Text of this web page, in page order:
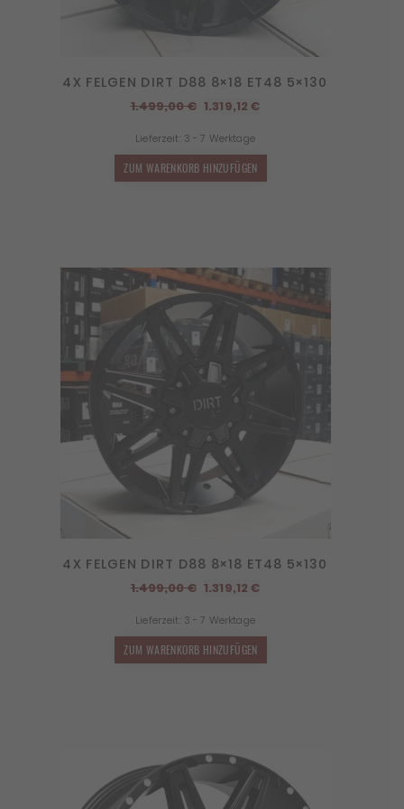
4X FELGEN DIRT D88 8×18 ET48 5×130
1.499,00€ Ursprünglicher
war:
1.499,00 €
1.319,12€Aktueller
Lieferzeit: 3 - 7 Werktage
ZUM WARENKORB HINZUFÜGEN
4X FELGEN DIRT D88 8×18 ET48 5×130
1.499,00€ Ursprünglicher
war:
1.499,00 €
1.319,12€Aktueller
Lieferzeit: 3 - 7 Werktage
ZUM WARENKORB HINZUFÜGEN